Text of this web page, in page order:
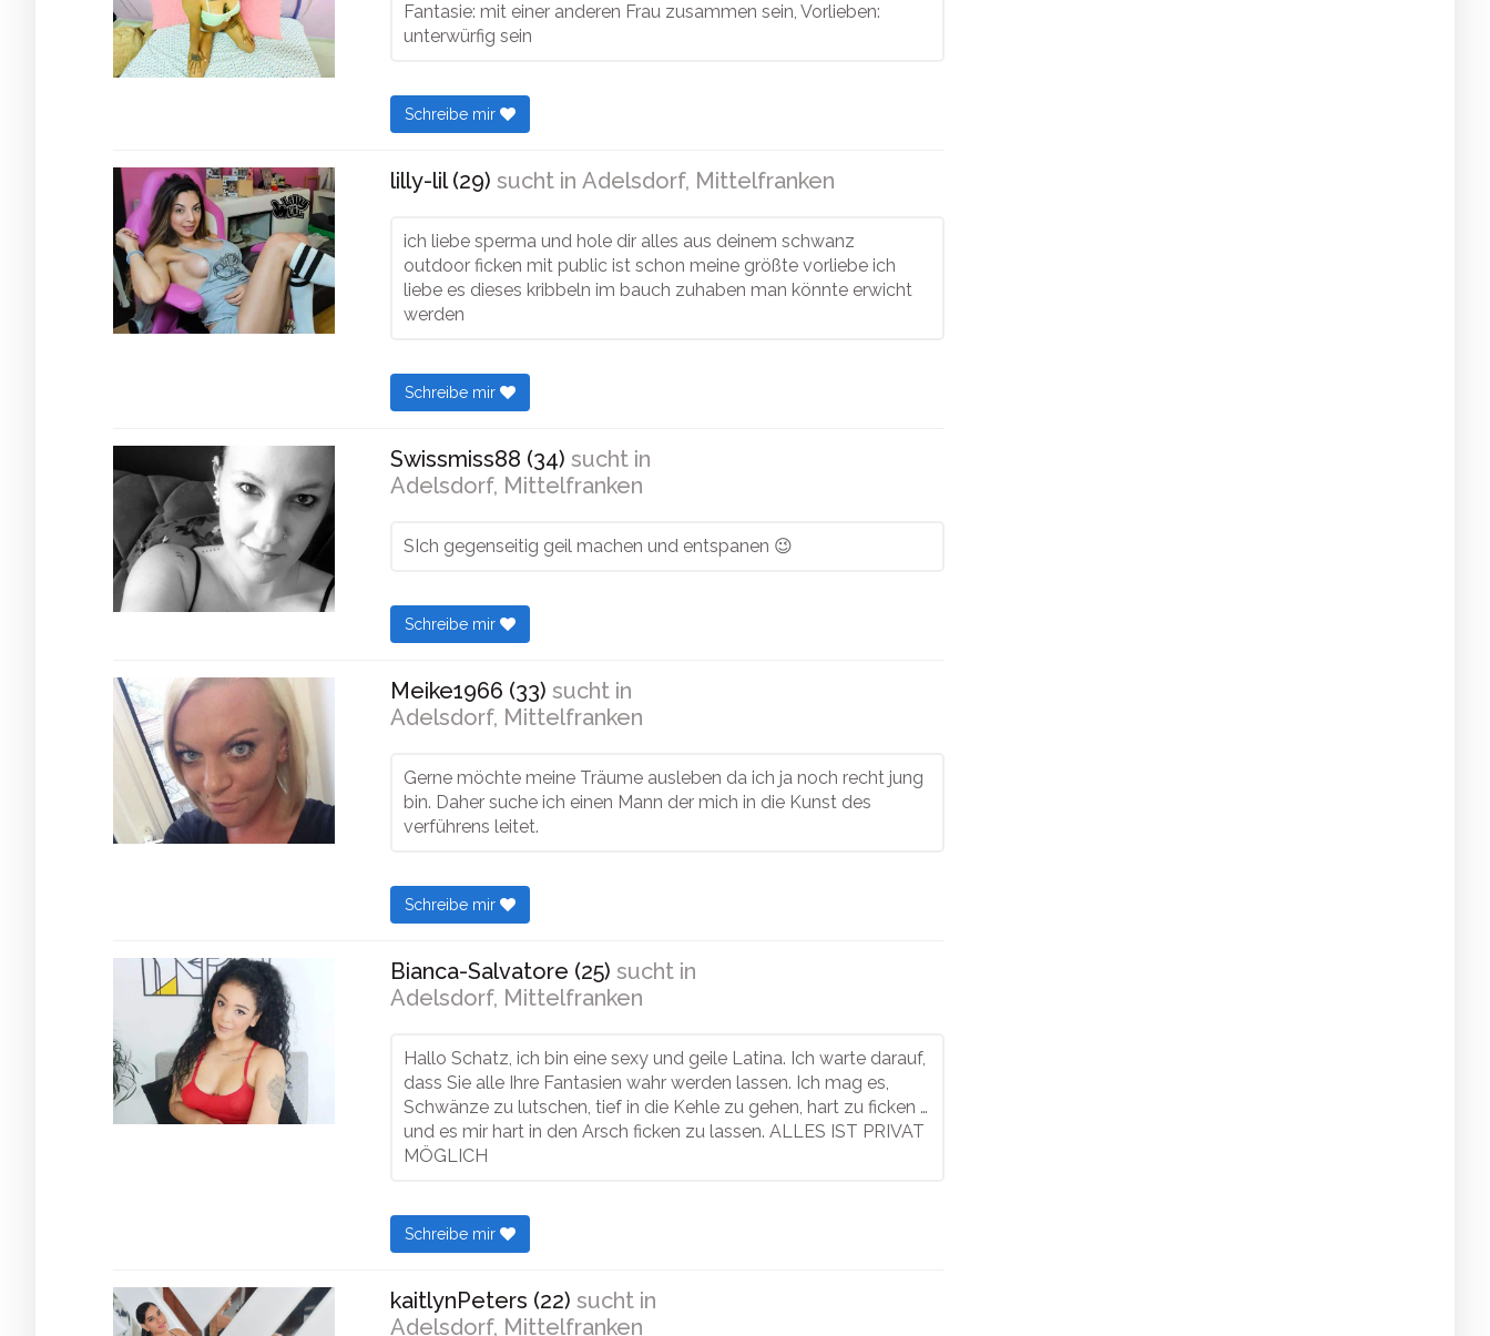
Fantasie: mit einer anderen Frau zusammen sein, Vorlieben:
unterwürfig sein
Schreibe mir
lilly-lil (29) sucht in Adelsdorf, Mittelfranken
ich liebe sperma und hole dir alles aus deinem schwanz
outdoor ficken mit public ist schon meine größte vorliebe ich
liebe es dieses kribbeln im bauch zuhaben man könnte erwicht
werden
Schreibe mir
Swissmiss88 (34) sucht in
Adelsdorf, Mittelfranken
SIch gegenseitig geil machen und entspanen 😉
Schreibe mir
Meike1966 (33) sucht in
Adelsdorf, Mittelfranken
Gerne möchte meine Träume ausleben da ich ja noch recht jung
bin. Daher suche ich einen Mann der mich in die Kunst des
verführens leitet.
Schreibe mir
Bianca-Salvatore (25) sucht in
Adelsdorf, Mittelfranken
Hallo Schatz, ich bin eine sexy und geile Latina. Ich warte darauf,
dass Sie alle Ihre Fantasien wahr werden lassen. Ich mag es,
Schwänze zu lutschen, tief in die Kehle zu gehen, hart zu ficken …
und es mir hart in den Arsch ficken zu lassen. ALLES IST PRIVAT
MÖGLICH
Schreibe mir
kaitlynPeters (22) sucht in
Adelsdorf, Mittelfranken